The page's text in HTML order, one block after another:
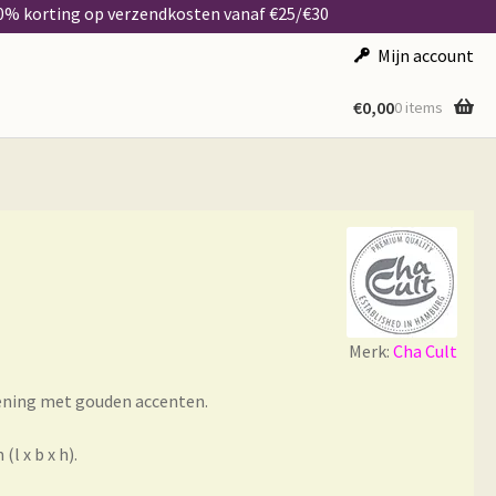
korting op verzendkosten vanaf €25/€30
Mijn account
€0,000 items
Merk: Cha Cult
met gouden accenten.
x b x h).